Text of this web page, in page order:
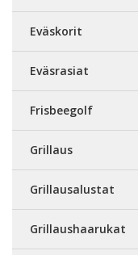
Eväskorit
Eväsrasiat
Frisbeegolf
Grillaus
Grillausalustat
Grillaushaarukat